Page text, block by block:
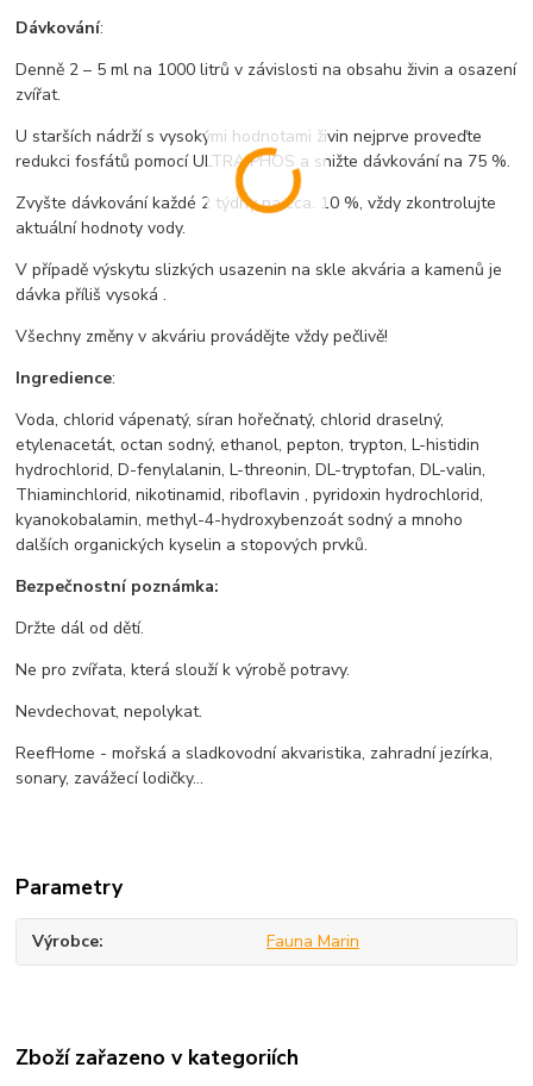
Dávkování:
Denně 2 – 5 ml na 1000 litrů v závislosti na obsahu živin a osazení
zvířat.
U starších nádrží s vysokými hodnotami živin nejprve proveďte
redukci fosfátů pomocí ULTRA PHOS a snižte dávkování na 75 %.
Zvyšte dávkování každé 2 týdny na cca. 10 %, vždy zkontrolujte
aktuální hodnoty vody.
V případě výskytu slizkých usazenin na skle akvária a kamenů je
dávka příliš vysoká .
Všechny změny v akváriu provádějte vždy pečlivě!
Ingredience:
Voda, chlorid vápenatý, síran hořečnatý, chlorid draselný,
etylenacetát, octan sodný, ethanol, pepton, trypton, L-histidin
hydrochlorid, D-fenylalanin, L-threonin, DL-tryptofan, DL-valin,
Thiaminchlorid, nikotinamid, riboflavin , pyridoxin hydrochlorid,
kyanokobalamin, methyl-4-hydroxybenzoát sodný a mnoho
dalších organických kyselin a stopových prvků.
Bezpečnostní poznámka:
Držte dál od dětí.
Ne pro zvířata, která slouží k výrobě potravy.
Nevdechovat, nepolykat.
ReefHome - mořská a sladkovodní akvaristika, zahradní jezírka,
sonary, zavážecí lodičky...
Parametry
Výrobce Fauna Marin
Zboží zařazeno v kategoriích